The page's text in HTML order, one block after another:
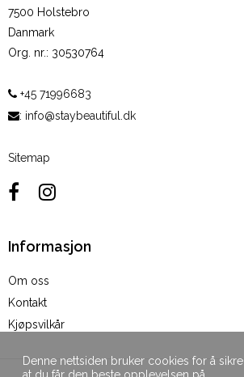
Denne nettsiden bruker cookies for å sikre
7500 Holstebro
Danmark
Org. nr.: 30530764
+45 71996683
: info@staybeautiful.dk
Sitemap
Informasjon
Om oss
Kontakt
Kjøpsvilkår